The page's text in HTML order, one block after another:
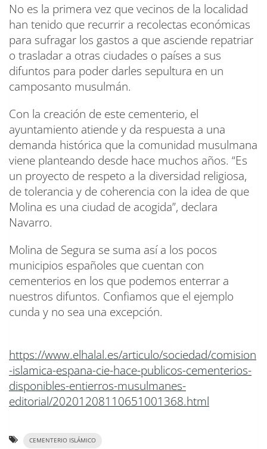
No es la primera vez que vecinos de la localidad
han tenido que recurrir a recolectas económicas
para sufragar los gastos a que asciende repatriar
o trasladar a otras ciudades o países a sus
difuntos para poder darles sepultura en un
camposanto musulmán.
Con la creación de este cementerio, el
ayuntamiento atiende y da respuesta a una
demanda histórica que la comunidad musulmana
viene planteando desde hace muchos años. “Es
un proyecto de respeto a la diversidad religiosa,
de tolerancia y de coherencia con la idea de que
Molina es una ciudad de acogida”, declara
Navarro.
Molina de Segura se suma así a los pocos
municipios españoles que cuentan con
cementerios en los que podemos enterrar a
nuestros difuntos. Confiamos que el ejemplo
cunda y no sea una excepción.
https://www.elhalal.es/articulo/sociedad/comision
-islamica-espana-cie-hace-publicos-cementerios-
disponibles-entierros-musulmanes-
editorial/20201208110651001368.html
CEMENTERIO ISLÁMICO